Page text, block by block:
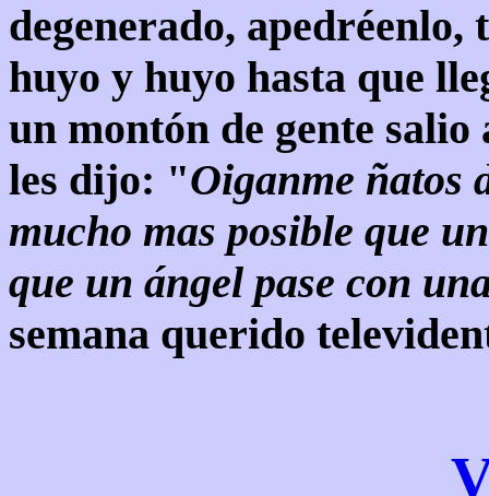
degenerado,
huyo y huyo hasta que
un montón de gente
les dijo: "Oiganme ñatos
mucho mas posible que
que un ángel pase con
semana querido